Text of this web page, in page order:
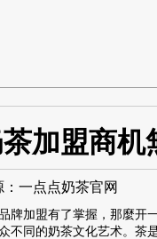
加盟商机
一点点奶茶官网
盟有了掌握，那麼开
不同的奶茶文化艺术。茶